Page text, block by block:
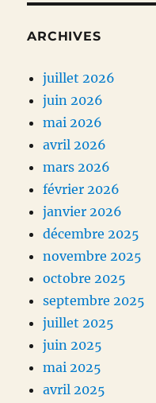
ARCHIVES
juillet 2026
juin 2026
mai 2026
avril 2026
mars 2026
février 2026
janvier 2026
décembre 2025
novembre 2025
octobre 2025
septembre 2025
juillet 2025
juin 2025
mai 2025
avril 2025